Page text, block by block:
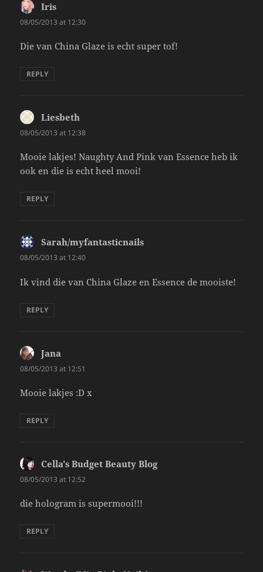
Iris
08/05/2013 at 12:30
Die van China Glaze is echt super tof!
REPLY
Liesbeth
08/05/2013 at 12:38
Mooie lakjes! Naughty And Pink van Essence heb ik
ook en die is echt heel mooi!
REPLY
Sarah/myfantasticnails
08/05/2013 at 12:40
Ik vind die van China Glaze en Essence de mooiste!
REPLY
Jana
08/05/2013 at 12:51
Mooie lakjes :D x
REPLY
Cella's Budget Beauty Blogsays:
08/05/2013 at 12:52
die hologram is supermooi!!!
REPLY